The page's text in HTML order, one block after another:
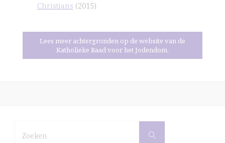
Christians (2015)
Lees meer achtergronden op de website van de
Katholieke Raad voor het Jodendom.
Zoeken